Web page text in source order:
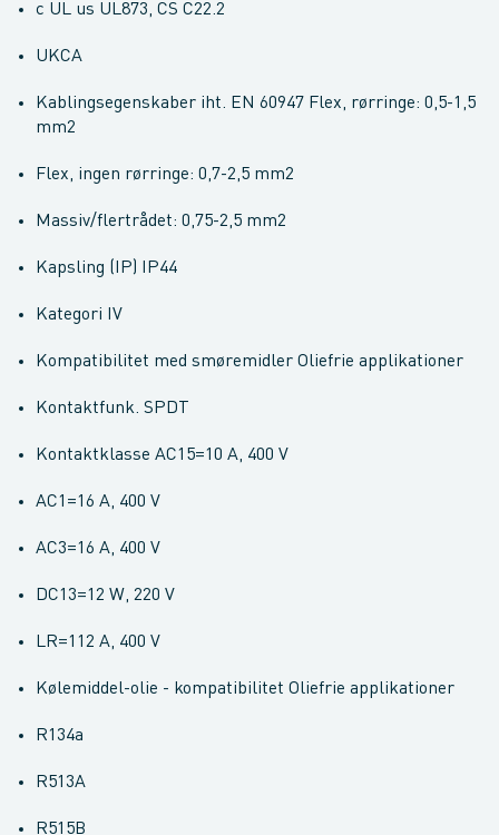
c UL us UL873, CS C22.2
UKCA
Kablingsegenskaber iht. EN 60947 Flex, rørringe: 0,5-1,5
mm2
Flex, ingen rørringe: 0,7-2,5 mm2
Massiv/flertrådet: 0,75-2,5 mm2
Kapsling (IP) IP44
Kategori IV
Kompatibilitet med smøremidler Oliefrie applikationer
Kontaktfunk. SPDT
Kontaktklasse AC15=10 A, 400 V
AC1=16 A, 400 V
AC3=16 A, 400 V
DC13=12 W, 220 V
LR=112 A, 400 V
Kølemiddel-olie - kompatibilitet Oliefrie applikationer
R134a
R513A
R515B